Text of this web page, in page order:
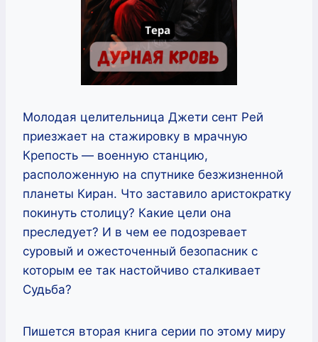
Молодая целительница Джети сент Рей
приезжает на стажировку в мрачную
Крепость — военную станцию,
расположенную на спутнике безжизненной
планеты Киран. Что заставило аристократку
покинуть столицу? Какие цели она
преследует? И в чем ее подозревает
суровый и ожесточенный безопасник с
которым ее так настойчиво сталкивает
Судьба?
Пишется вторая книга серии по этому миру